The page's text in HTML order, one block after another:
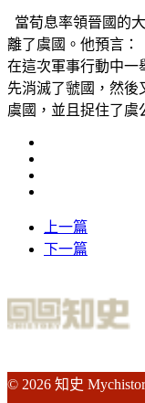
當荀息率領晉國的
離了虞國。他預言：
在這次軍事行動中
先消滅了虢國，然後
虞國，並且捉住了虞
上一篇
下一篇
© 2026 知史